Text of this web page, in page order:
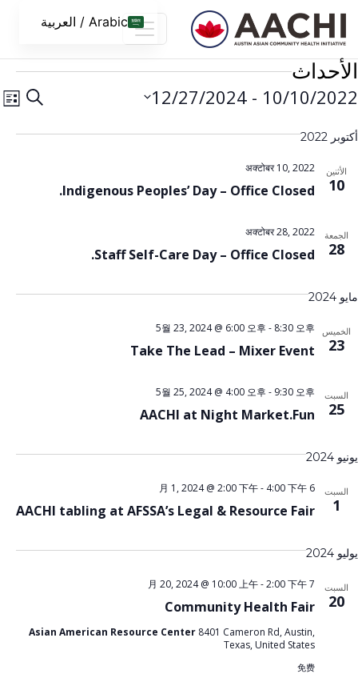
الى المحتوى
بحث
يبحثقائمة 10/10/
-
12/27/2024
Indigenous Peoples’ Day – Office Closed.
अक्टोबर 10, 2022
Staff Self-Care Day – Office Closed.
अक्टोबर 28, 2022
Take The Lead – Mixer Event
5월 23, 2024 @ 6:00 오후-8:30 오후
AACHI at Night Market.Fun
5월 25, 2024 @ 4:00 오후-9:30 오후
AACHI tabling at AFSSA’s Legal & Resource Fair
-4:00 下午
Community Health Fair
-2:00 下午
Asian American Resource Center8401 Cameron Rd, Austin,
Texas, United States
免费
Arabic / العربية